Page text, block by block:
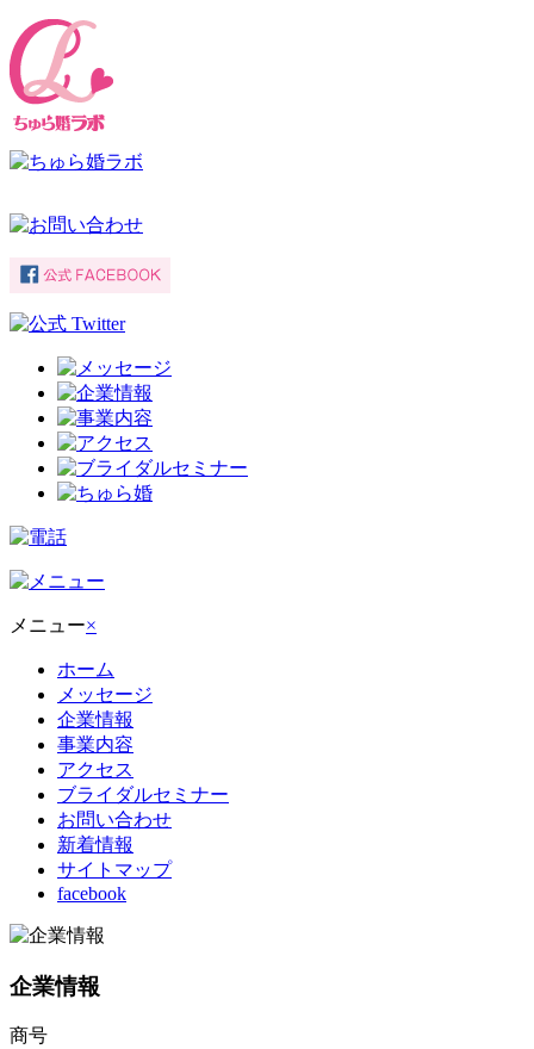
メニュー×
ホーム
メッセージ
企業情報
事業内容
アクセス
ブライダルセミナー
お問い合わせ
新着情報
サイトマップ
facebook
企業情報
商号